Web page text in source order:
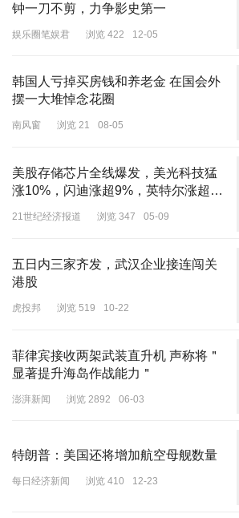
钟一刀不剪，力争影史第一
娱乐圈笔娱君 浏览 422 12-05
韩国人亏掉买房钱和养老金 在国会外
摆一大堆悼念花圈
南风窗 浏览 21 08-05
美股存储芯片全线爆发，美光科技猛
涨10%，闪迪涨超9%，英特尔涨超
21世纪经济报道 浏览 347 05-09
五日内三家齐发，武汉企业接连闯关
港股
虎投邦 浏览 519 10-22
菲律宾接收两架武装直升机 声称将＂
显著提升海岛作战能力＂
澎湃新闻 浏览 2892 06-03
特朗普：美国还将增加航空母舰数量
每日经济新闻 浏览 410 12-23